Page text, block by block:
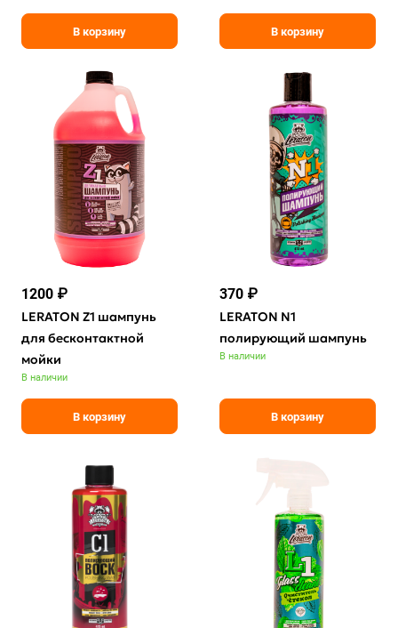
В корзину В корзину
1200 ₽
LERATON Z1 шампунь
для бесконтактной
мойки
В наличии
В корзину
370 ₽
LERATON N1
полирующий шампунь
В наличии
В корзину